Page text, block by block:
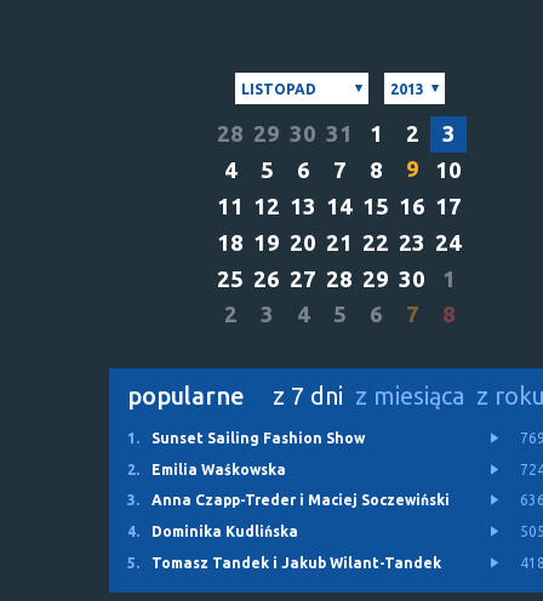
LISTOPAD 2013
28 29 30 31 1 2
3
4
5 6 7 8 9
10
11 12 13 14 15 16 17
18 19 20 21 22 23 24
25 26 27 28 29 30
1
2
3 4 5 6 7 8
popularne z 7 dni z miesiąca z
1. Sunset Sailing Fashion Show
2.
Emilia Waśkowska
3.
Anna Czapp-Treder i Maciej Soczewiński
4.
Dominika Kudlińska
5.
Tomasz Tandek i Jakub Wilant-Tandek